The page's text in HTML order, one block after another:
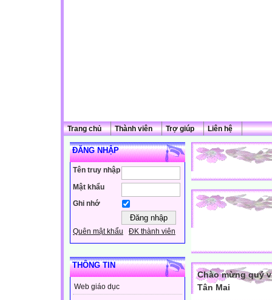
Trang chủ Thành viên Trợ giúp Liên hệ
ĐĂNG NHẬP
Tên truy nhập
Mật khẩu
Ghi nhớ
Quên mật khẩu ĐK thành viên
THÔNG TIN
Web giáo dục
Chào mừng quý
Tân Mai